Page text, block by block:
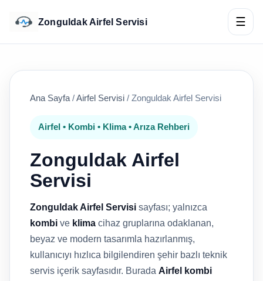
Zonguldak Airfel Servisi ☰
Ana Sayfa /Airfel Servisi / Zonguldak Airfel Servisi
Airfel • Kombi • Klima • Arıza Rehberi
Zonguldak Airfel
Servisi
Zonguldak Airfel Servisi sayfası; yalnızca
kombi ve klima cihaz gruplarına odaklanan,
beyaz ve modern tasarımla hazırlanmış,
kullanıcıyı hızlıca bilgilendiren şehir bazlı teknik
servis içerik sayfasıdır. Burada Airfel kombi